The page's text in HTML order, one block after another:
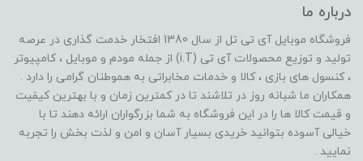
درباره ما
فروشگاه موبایل آی تی تل از سال 1380 افتخار خدمت گذاری در عرصه
تولید و توزیع محصولات آی تی (i.T) از جمله مودم و موبایل ، کامپیوتر
، کنسول های بازی ، کالا و خدمات مخابراتی به هموطنان گرامی را دارد .
همکاران ما شبانه روز در تلاشند تا در کمترین زمان و با بهترین کیفیت
و قیمت کالا ها را در این فروشگاه به شما بزرگواران ارائه دهند تا با
خیالی آسوده بتوانید خریدی بسیار آسان و امن و لذت بخش را تجربه
نمایید .